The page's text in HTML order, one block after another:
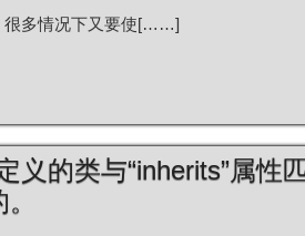
很多情况下又要使[……]
义的类与“inherits”属